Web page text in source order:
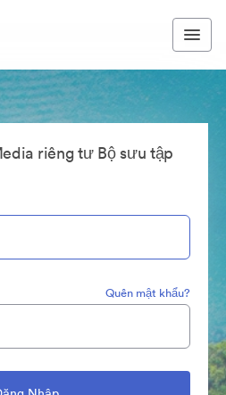
riêng tư Bộ sưu tập
Quên mật khẩu?